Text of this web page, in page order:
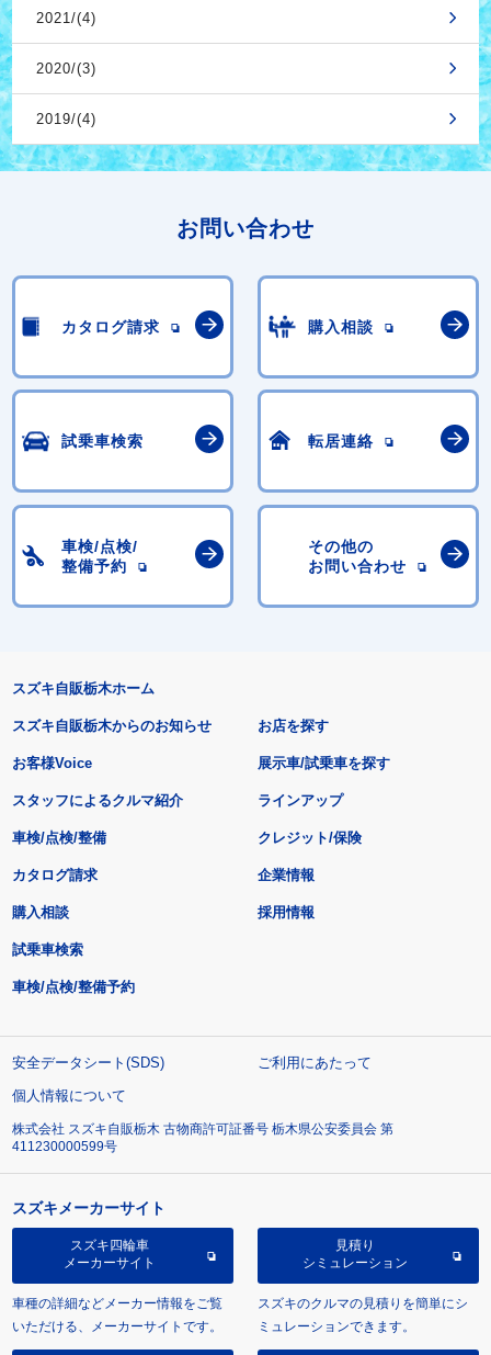
2021/(4)
2020/(3)
2019/(4)
お問い合わせ
カタログ請求 購入相談
試乗車検索 転居連絡
車検/点検/
整備予約
その他の
お問い合わせ
スズキ自販栃木ホーム
スズキ自販栃木からのお知らせ
お客様Voice
スタッフによるクルマ紹介
お店を探す
展示車/試乗車を探す
ラインアップ
車検/点検/整備 クレジット/保険
カタログ請求
購入相談
試乗車検索
車検/点検/整備予約
企業情報
採用情報
安全データシート(SDS)
ご利用にあたって
個人情報について
株式会社 スズキ自販栃木 古物商許可証番号 栃木県公安委員会 第
411230000599号
スズキメーカーサイト
スズキ四輪車
メーカーサイト
車種の詳細などメーカー情報をご覧
いただける、メーカーサイトです。
見積り
シミュレーション
スズキのクルマの見積りを簡単にシ
ミュレーションできます。